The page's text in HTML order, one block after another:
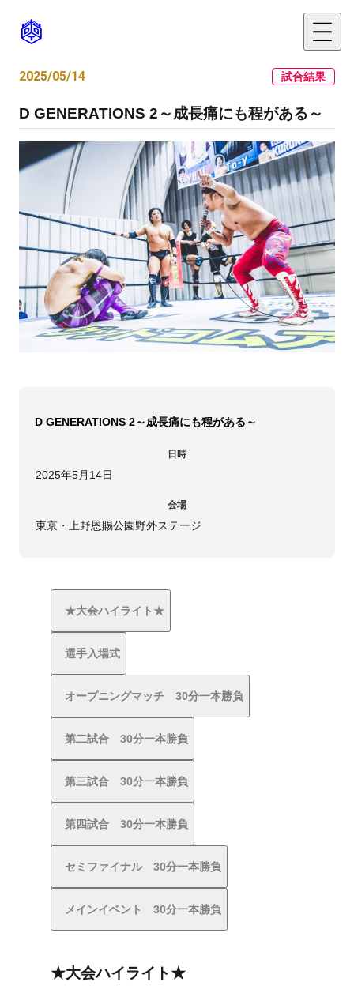
2025/05/14 試合結果
D GENERATIONS 2～成長痛にも程がある～
D GENERATIONS 2～成長痛にも程がある～
日時
2025年5月14日
会場
東京・上野恩賜公園野外ステージ
★大会ハイライト★
選手入場式
オープニングマッチ 30分一本勝負
第二試合 30分一本勝負
第三試合 30分一本勝負
第四試合 30分一本勝負
セミファイナル 30分一本勝負
メインイベント 30分一本勝負
★大会ハイライト★